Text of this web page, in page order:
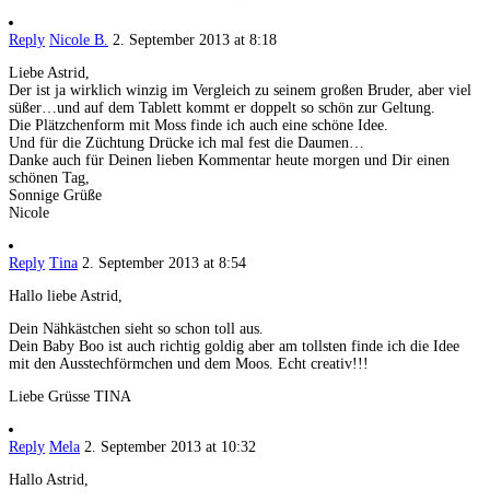
Reply Nicole B. 2. September 2013 at 8:18
Liebe Astrid,
Der ist ja wirklich winzig im Vergleich zu seinem großen Bruder, aber viel
süßer…und auf dem Tablett kommt er doppelt so schön zur Geltung.
Die Plätzchenform mit Moss finde ich auch eine schöne Idee.
Und für die Züchtung Drücke ich mal fest die Daumen…
Danke auch für Deinen lieben Kommentar heute morgen und Dir einen
schönen Tag,
Sonnige Grüße
Nicole
Reply Tina 2. September 2013 at 8:54
Hallo liebe Astrid,
Dein Nähkästchen sieht so schon toll aus.
Dein Baby Boo ist auch richtig goldig aber am tollsten finde ich die Idee
mit den Ausstechförmchen und dem Moos. Echt creativ!!!
Liebe Grüsse TINA
Reply Mela 2. September 2013 at 10:32
Hallo Astrid,